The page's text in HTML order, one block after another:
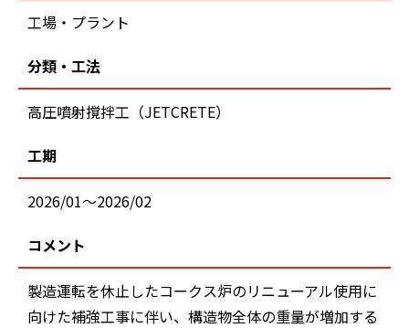
工場・プラント
分類・工法
高圧噴射撹拌工（JETCRETE）
工期
2026/01～2026/02
コメント
製造運転を休止したコークス炉のリニューアル使用に
向けた補強工事に伴い、構造物全体の重量が増加する